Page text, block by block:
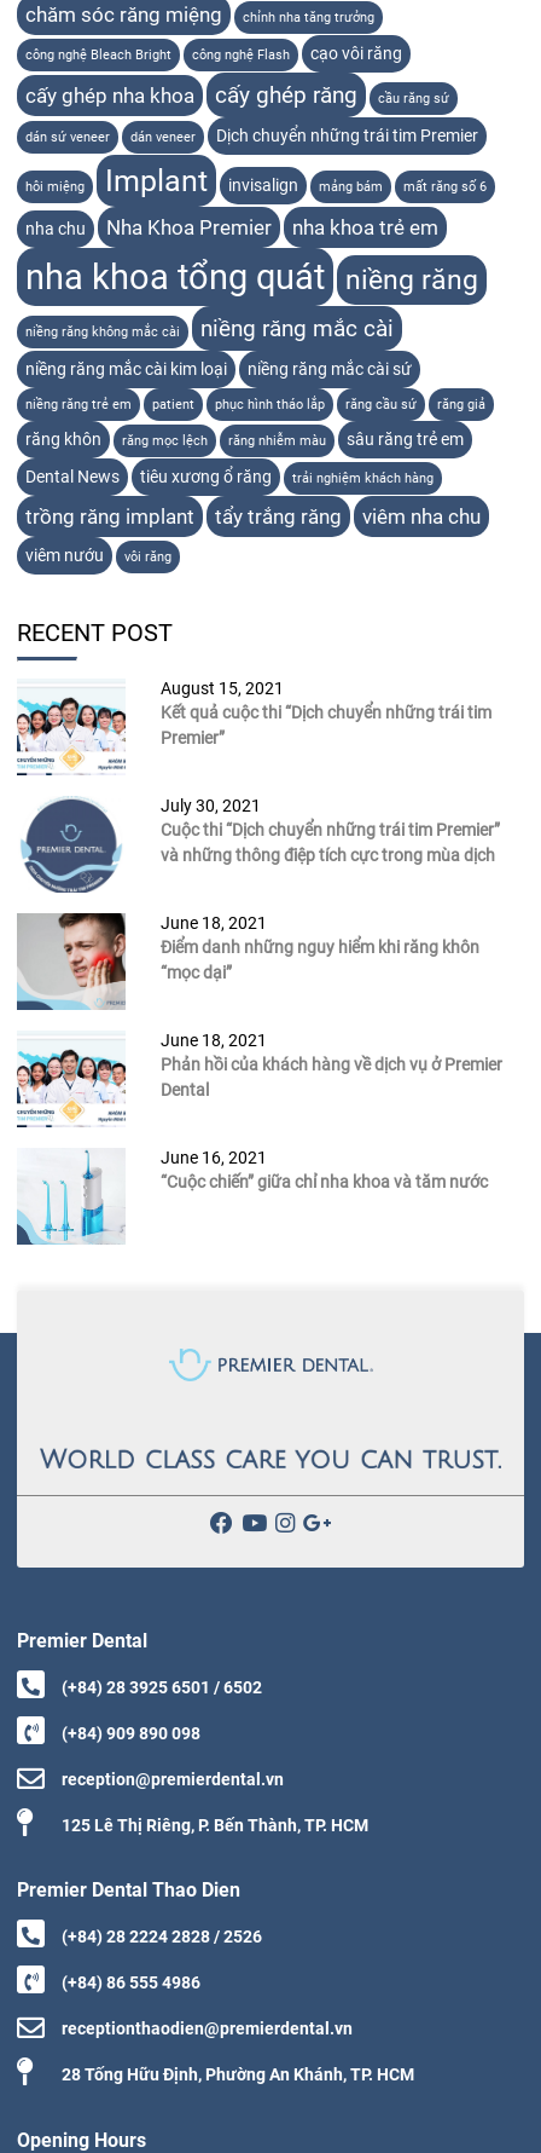
chăm sóc răng miệng chỉnh nha tăng trưởng
công nghệ Bleach Bright công nghệ Flash cạo vôi răng
cấy ghép nha khoa cấy ghép răng cầu răng sứ
dán sứ veneer dán veneer Dịch chuyển những trái tim Premier
hôi miệng Implant invisalign mảng bám mất răng số 6
nha chu Nha Khoa Premier nha khoa trẻ em
nha khoa tổng quát niềng răng
niềng răng không mắc cài niềng răng mắc cài
niềng răng mắc cài kim loại niềng răng mắc cài sứ
niềng răng trẻ em patient phục hình tháo lắp răng cầu sứ răng giả
răng khôn răng mọc lệch răng nhiễm màu
sâu răng trẻ em
Dental News
tiêu xương ổ răng trải nghiệm khách hàng
trồng răng implant tẩy trắng răng viêm nha chu
viêm nướu vôi răng
RECENT POST
August 15, 2021
Kết quả cuộc thi “Dịch chuyển những trái tim
Premier”
July 30, 2021
Cuộc thi “Dịch chuyển những trái tim Premier”
và những thông điệp tích cực trong mùa dịch
June 18, 2021
Điểm danh những nguy hiểm khi răng khôn
“mọc dại”
June 18, 2021
Phản hồi của khách hàng về dịch vụ ở Premier
Dental
June 16, 2021
“Cuộc chiến” giữa chỉ nha khoa và tăm nước
Premier Dental
(+84) 28 3925 6501 / 6502
(+84) 909 890 098
reception@premierdental.vn
125 Lê Thị Riêng, P. Bến Thành, TP. HCM
Premier Dental Thao Dien
(+84) 28 2224 2828 / 2526
(+84) 86 555 4986
receptionthaodien@premierdental.vn
28 Tống Hữu Định, Phường An Khánh, TP. HCM
Opening Hours